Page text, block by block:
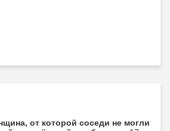
от которой соседи не могли